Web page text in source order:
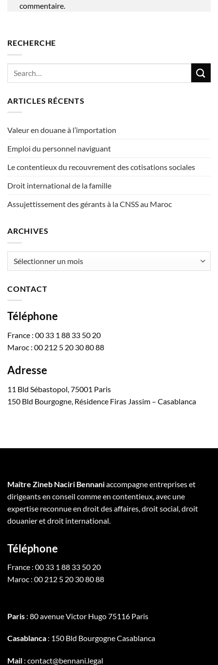
commentaire.
RECHERCHE
ARTICLES RÉCENTS
Valeur en douane à l’importation
Emploi du personnel naviguant
Le contentieux du recouvrement des cotisations sociales
Droit international de la famille
Assujettissement des gérants à la CNSS au Maroc
ARCHIVES
CONTACT
Téléphone
France : 00 33 1 88 33 50 20
Maroc : 00 212 5 20 30 80 88
Adresse
11 Bld Sébastopol, 75001 Paris
150 Bld Bourgogne, Résidence Firas Jassim – Casablanca
Maître Zineb Naciri Bennaniaccompagne entreprises et
dirigeants en conseil comme en contentieux, avec une
expertise reconnue en droit des affaires, droit social, droit
douanier et droit international.
Téléphone
France : 00 33 1 88 33 50 20
Maroc : 00 212 5 20 30 80 88
Paris : 80 avenue Victor Hugo 75116 Paris
Casablanca : 150 Bld Bourgogne Casablanca
Mail : contact@bennani.legal